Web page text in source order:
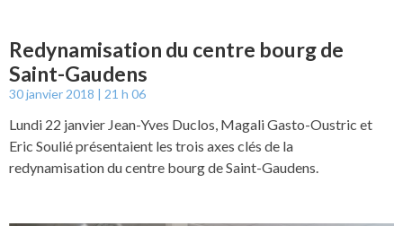
Redynamisation du centre bourg de
Saint-Gaudens
30 janvier 2018 21 h 06
Lundi 22 janvier Jean-Yves Duclos, Magali Gasto-Oustric et
Eric Soulié présentaient les trois axes clés de la
redynamisation du centre bourg de Saint-Gaudens.